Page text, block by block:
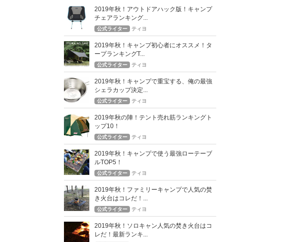
2019年秋！アウトドアハック版！キャンプ
チェアランキング...
公式ライター ティヨ
2019年秋！キャンプ初心者にオススメ！タ
ープランキングT...
公式ライター ティヨ
2019年秋！キャンプで重宝する、俺の最強
シェラカップ決定...
公式ライター ティヨ
2019年秋の陣！テント売れ筋ランキングト
ップ10！
公式ライター ティヨ
2019年秋！キャンプで使う最強ローテーブ
ルTOP5！
公式ライター ティヨ
2019年秋！ファミリーキャンプで人気の焚
き火台はコレだ！...
公式ライター ティヨ
2019年秋！ソロキャン人気の焚き火台はコ
レだ！最新ランキ...